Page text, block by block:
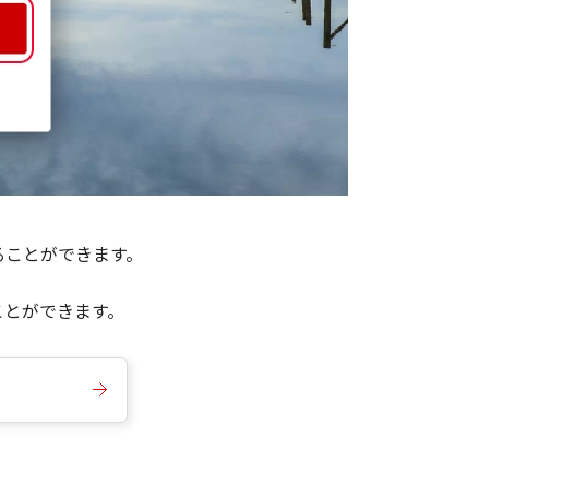
とができます。
ができます。